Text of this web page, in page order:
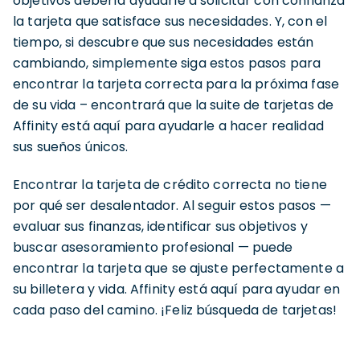
la tarjeta que satisface sus necesidades. Y, con el
tiempo, si descubre que sus necesidades están
cambiando, simplemente siga estos pasos para
encontrar la tarjeta correcta para la próxima fase
de su vida – encontrará que la suite de tarjetas de
Affinity está aquí para ayudarle a hacer realidad
sus sueños únicos.
Encontrar la tarjeta de crédito correcta no tiene
por qué ser desalentador. Al seguir estos pasos —
evaluar sus finanzas, identificar sus objetivos y
buscar asesoramiento profesional — puede
encontrar la tarjeta que se ajuste perfectamente a
su billetera y vida. Affinity está aquí para ayudar en
cada paso del camino. ¡Feliz búsqueda de tarjetas!